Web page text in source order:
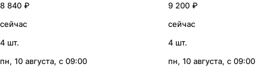
8 840 ₽
сейчас
4 шт.
пн, 10 августа, с 09:00
9 200 ₽
сейчас
4 шт.
пн, 10 августа, с 09:00